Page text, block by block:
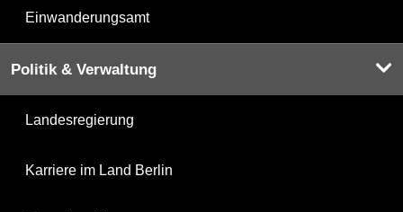
Einwanderungsamt
Politik & Verwaltung
Landesregierung
Karriere im Land Berlin